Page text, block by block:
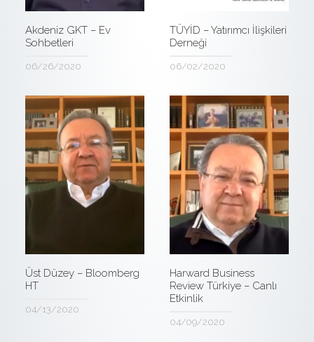
Akdeniz GKT – Ev
Sohbetleri
06/26/2020
TÜYİD – Yatırımcı İlişkileri
Derneği
06/02/2020
Üst Düzey – Bloomberg
HT
04/13/2020
Harward Business
Review Türkiye – Canlı
Etkinlik
04/09/2020